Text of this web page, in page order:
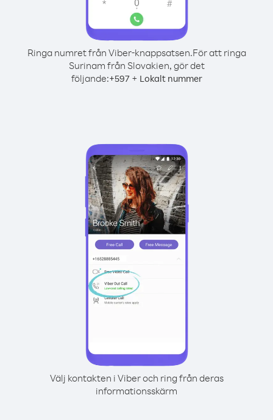
Ringa numret från Viber-knappsatsen.För att ringa
Surinam från Slovakien, gör det
följande:+597+ Lokalt nummer
Välj kontakten i Viber och ring från deras
informationsskärm